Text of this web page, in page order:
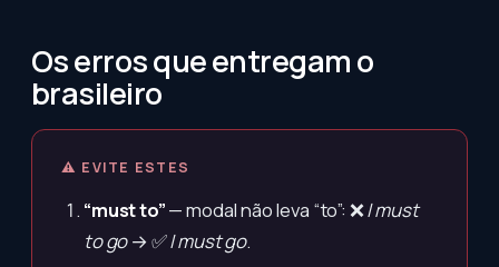
Os erros que entregam o
brasileiro
⚠ EVITE ESTES
“must to”— modal não leva “to”: ❌I must
to go→ ✅I must go.